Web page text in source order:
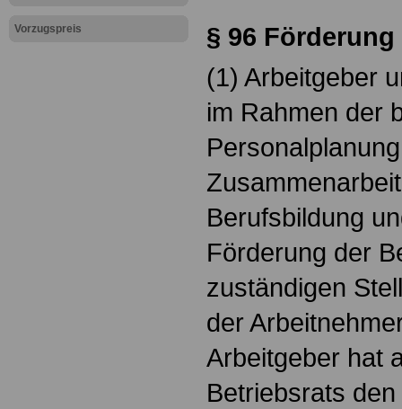
Vorzugspreis
§ 96
(1) Arbeitgeber
im Rahmen der
Berufsbildung
Förderung der
zuständigen
der
Arbeitgeber hat
Betriebsrats